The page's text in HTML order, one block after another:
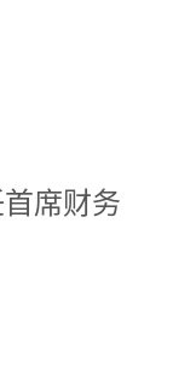
首席财务